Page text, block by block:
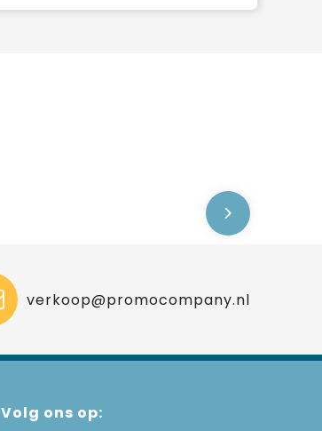
verkoop@promocompany.nl
Volg ons op: